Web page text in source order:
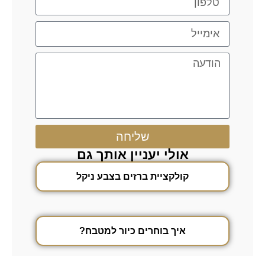
שליחה
אולי יעניין אותך גם
קולקציית ברזים בצבע ניקל
איך בוחרים כיור למטבח?